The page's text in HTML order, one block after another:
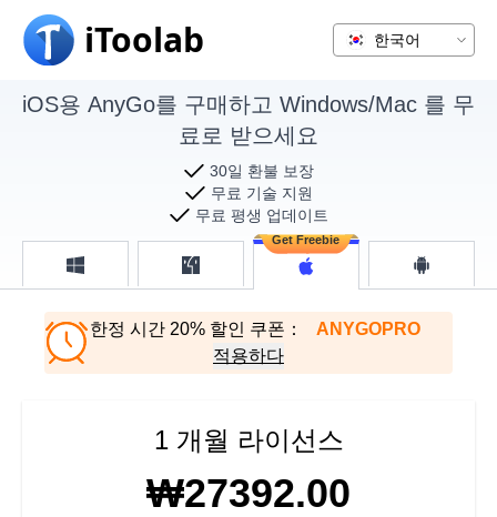
iToolab
iOS용 AnyGo를 구매하고 Windows/Mac 를 무
료로 받으세요
30일 환불 보장
무료 기술 지원
무료 평생 업데이트
한정 시간 20% 할인 쿠폰：
ANYGOPRO
적용하다
1 개월 라이선스
₩27392.00